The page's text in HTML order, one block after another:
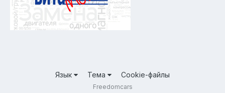
Язык Тема Cookie-файлы
Freedomcars